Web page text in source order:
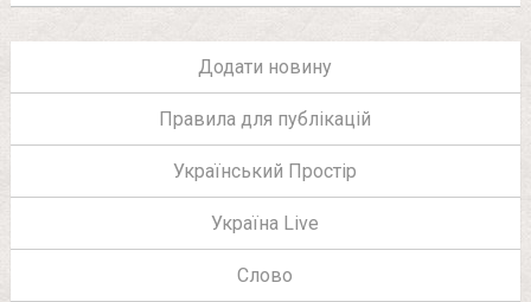
Додати новину
Правила для публікацій
Український Простір
Україна Live
Слово